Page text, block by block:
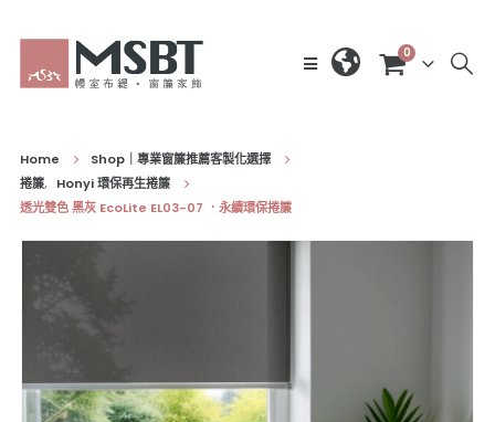
0
Home
Shop｜專業窗簾推薦客製化選擇
捲簾, Honyi 環保再生捲簾
透光雙色 黑灰 EcoLite EL03-07 ．永續環保捲簾